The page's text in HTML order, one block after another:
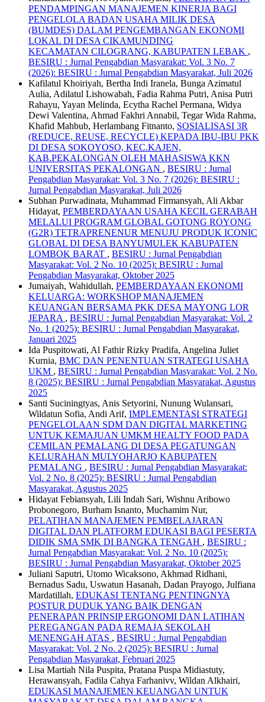
PENDAMPINGAN MANAJEMEN KINERJA BAGI
PENGELOLA BADAN USAHA MILIK DESA
(BUMDES) DALAM PENGEMBANGAN EKONOMI
LOKAL DI DESA CIKAMUNDING
KECAMATAN CILOGRANG, KABUPATEN LEBAK ,
BESIRU : Jurnal Pengabdian Masyarakat: Vol. 3 No. 7
(2026): BESIRU : Jurnal Pengabdian Masyarakat, Juli 2026
Kafilatul Khoiriyah, Bertha Indi Iranela, Bunga Azimatul
Aulia, Adilatul Lishowabah, Fadia Rahma Putri, Anisa Putri
Rahayu, Yayan Melinda, Ecytha Rachel Permana, Widya
Dewi Valentina, Ahmad Fakhri Annabil, Tegar Wida Rahma,
Khafid Mahbub, Herlambang Fitnanto, SOSIALISASI 3R
(REDUCE, REUSE, RECYCLE) KEPADA IBU-IBU PKK
DI DESA SOKOYOSO, KEC.KAJEN,
KAB.PEKALONGAN OLEH MAHASISWA KKN
UNIVERSITAS PEKALONGAN , BESIRU : Jurnal
Pengabdian Masyarakat: Vol. 3 No. 7 (2026): BESIRU :
Jurnal Pengabdian Masyarakat, Juli 2026
Subhan Purwadinata, Muhammad Firmansyah, Ali Akbar
Hidayat, PEMBERDAYAAN USAHA KECIL GERABAH
MELALUI PROGRAM GLOBAL GOTONG ROYONG
(G2R) TETRAPRENENUR MENUJU PRODUK ICONIC
GLOBAL DI DESA BANYUMULEK KABUPATEN
LOMBOK BARAT , BESIRU : Jurnal Pengabdian
Masyarakat: Vol. 2 No. 10 (2025): BESIRU : Jurnal
Pengabdian Masyarakat, Oktober 2025
Jumaiyah, Wahidullah, PEMBERDAYAAN EKONOMI
KELUARGA: WORKSHOP MANAJEMEN
KEUANGAN BERSAMA PKK DESA MAYONG LOR
JEPARA , BESIRU : Jurnal Pengabdian Masyarakat: Vol. 2
No. 1 (2025): BESIRU : Jurnal Pengabdian Masyarakat,
Januari 2025
Ida Puspitowati, Al Fathir Rizky Pradifa, Angelina Juliet
Kurnia, BMC DAN PENENTUAN STRATEGI USAHA
UKM , BESIRU : Jurnal Pengabdian Masyarakat: Vol. 2 No.
8 (2025): BESIRU : Jurnal Pengabdian Masyarakat, Agustus
2025
Santi Suciningtyas, Anis Setyorini, Nunung Wulansari,
Wildatun Sofia, Andi Arif, IMPLEMENTASI STRATEGI
PENGELOLAAN SDM DAN DIGITAL MARKETING
UNTUK KEMAJUAN UMKM HEALTY FOOD PADA
CEMILAN PEMALANG DI DESA PEGATUNGAN
KELURAHAN MULYOHARJO KABUPATEN
PEMALANG , BESIRU : Jurnal Pengabdian Masyarakat:
Vol. 2 No. 8 (2025): BESIRU : Jurnal Pengabdian
Masyarakat, Agustus 2025
Hidayat Febiansyah, Lili Indah Sari, Wishnu Aribowo
Probonegoro, Burham Isnanto, Muchamim Nur,
PELATIHAN MANAJEMEN PEMBELAJARAN
DIGITAL DAN PLATFORM EDUKASI BAGI PESERTA
DIDIK SMA SMK DI BANGKA TENGAH , BESIRU :
Jurnal Pengabdian Masyarakat: Vol. 2 No. 10 (2025):
BESIRU : Jurnal Pengabdian Masyarakat, Oktober 2025
Juliani Saputri, Utomo Wicaksono, Akhmad Ridhani,
Bernadus Sadu, Uswatun Hasanah, Dadan Prayogo, Julfiana
Mardatillah, EDUKASI TENTANG PENTINGNYA
POSTUR DUDUK YANG BAIK DENGAN
PENERAPAN PRINSIP ERGONOMI DAN LATIHAN
PEREGANGAN PADA REMAJA SEKOLAH
MENENGAH ATAS , BESIRU : Jurnal Pengabdian
Masyarakat: Vol. 2 No. 2 (2025): BESIRU : Jurnal
Pengabdian Masyarakat, Februari 2025
Lisa Martiah Nila Puspita, Pratana Puspa Midiastuty,
Herawansyah, Fadila Cahya Farhanivv, Wildan Alkhairi,
EDUKASI MANAJEMEN KEUANGAN UNTUK